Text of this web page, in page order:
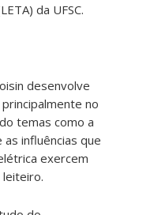
da UFSC.
desenvolve
no
temas como a
influências que
exercem